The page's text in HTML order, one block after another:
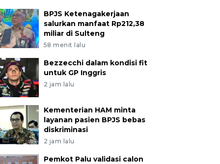
BPJS Ketenagakerjaan
salurkan manfaat Rp212,38
miliar di Sulteng
58 menit lalu
Bezzecchi dalam kondisi fit
untuk GP Inggris
2 jam lalu
Kementerian HAM minta
layanan pasien BPJS bebas
diskriminasi
2 jam lalu
Pemkot Palu validasi calon